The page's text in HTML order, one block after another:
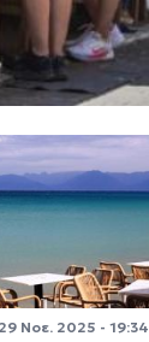
Νοε. 2025 - 19:34